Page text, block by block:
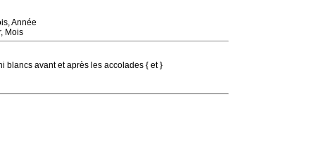
Année
Mois
blancs avant et après les accolades { et }